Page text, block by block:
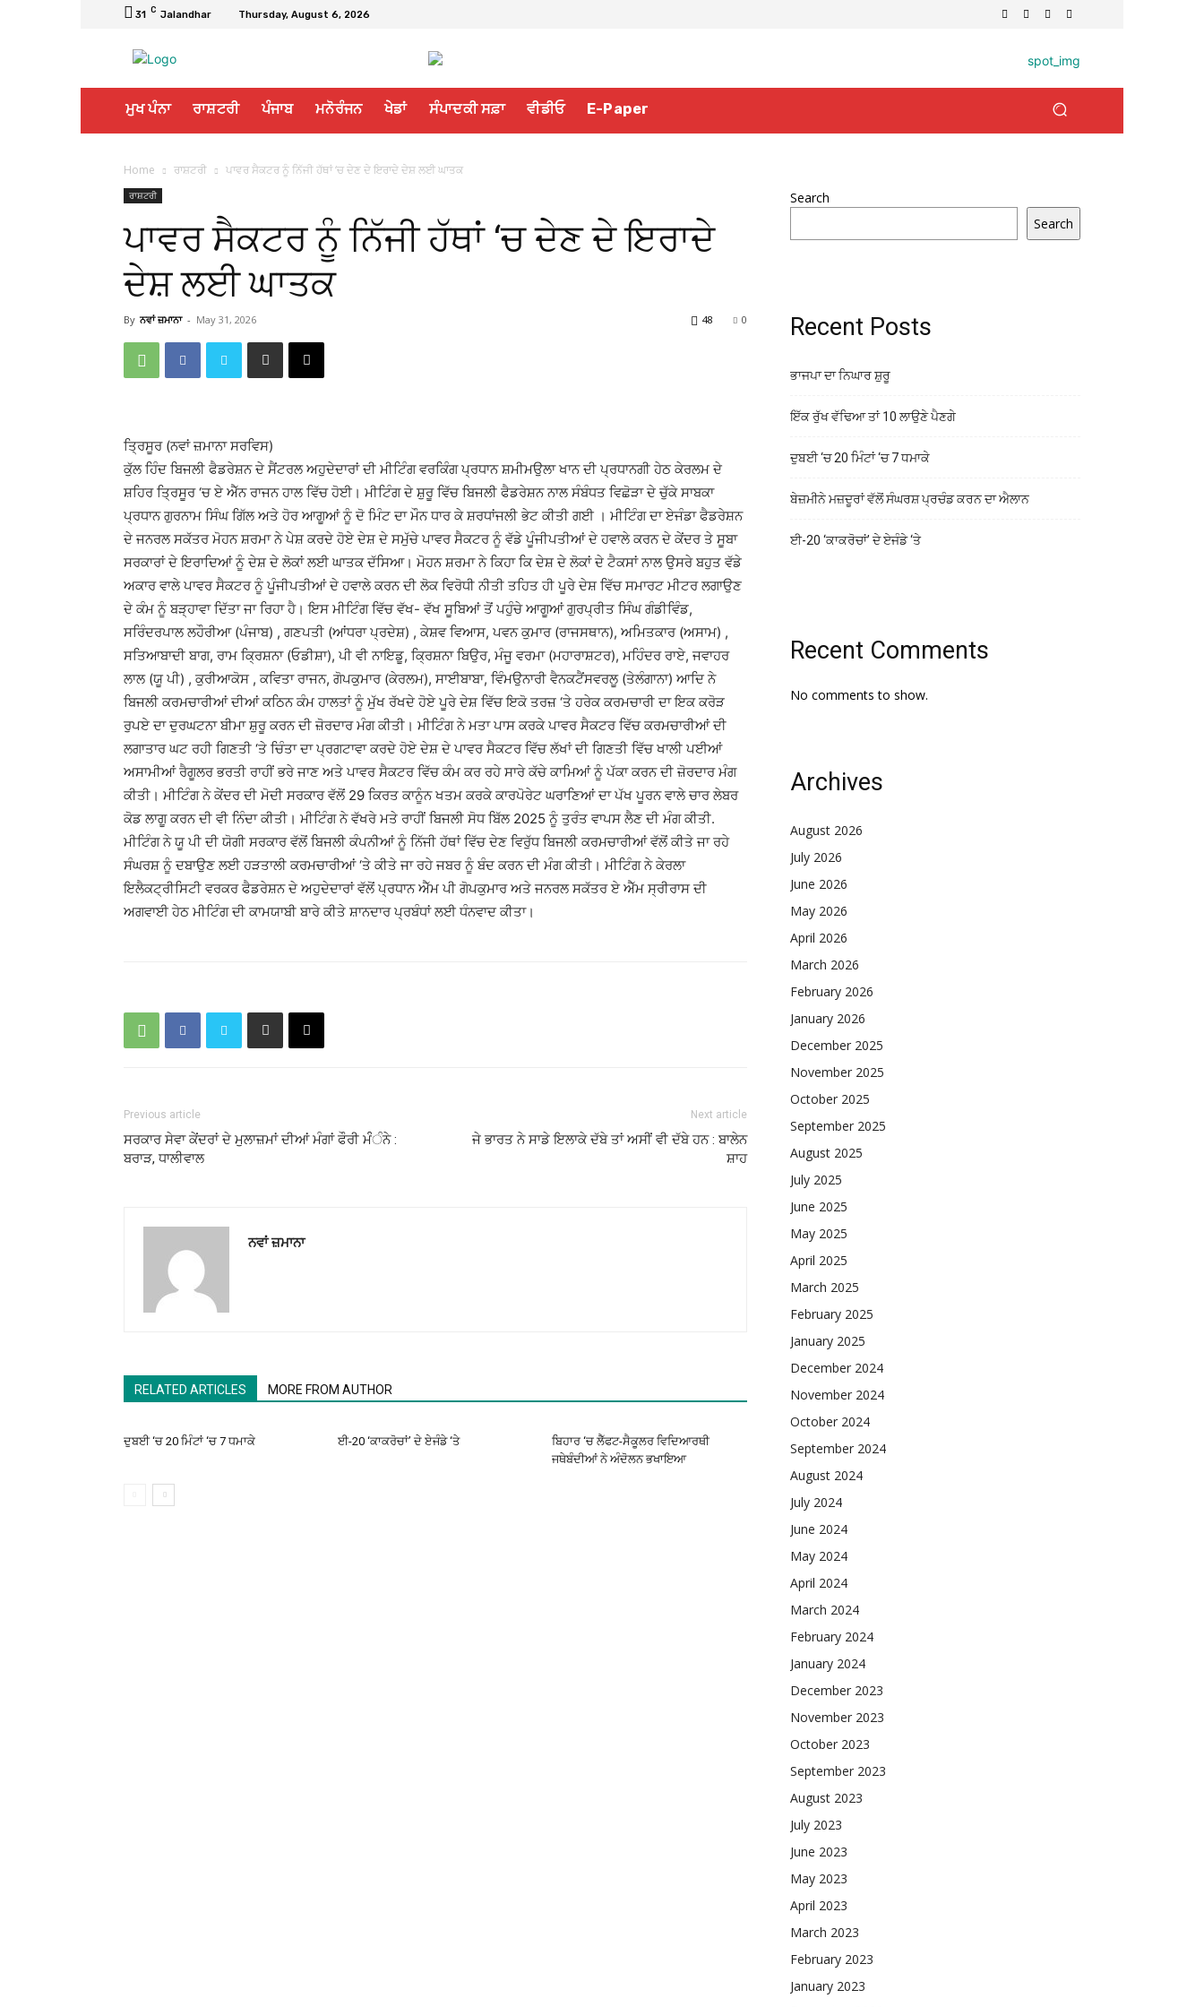
31 C Jalandhar Thursday, August 6, 2026
ਮੁਖ ਪੰਨਾ ਰਾਸ਼ਟਰੀ ਪੰਜਾਬ ਮਨੋਰੰਜਨ ਖੇਡਾਂ ਸੰਪਾਦਕੀ ਸਫ਼ਾ ਵੀਡੀਓ E-Paper
Home ਰਾਸ਼ਟਰੀ ਪਾਵਰ ਸੈਕਟਰ ਨੂੰ ਨਿੱਜੀ ਹੱਥਾਂ ‘ਚ ਦੇਣ ਦੇ ਇਰਾਦੇ ਦੇਸ਼ ਲਈ ਘਾਤਕ
ਰਾਸ਼ਟਰੀ
ਪਾਵਰ ਸੈਕਟਰ ਨੂੰ ਨਿੱਜੀ ਹੱਥਾਂ ‘ਚ ਦੇਣ ਦੇ ਇਰਾਦੇ
ਦੇਸ਼ ਲਈ ਘਾਤਕ
By ਨਵਾਂ ਜ਼ਮਾਨਾ - May 31, 2026 0
48
ਤ੍ਰਿਸੂਰ (ਨਵਾਂ ਜ਼ਮਾਨਾ ਸਰਵਿਸ)
ਕੁੱਲ ਹਿੰਦ ਬਿਜਲੀ ਫੈਡਰੇਸ਼ਨ ਦੇ ਸੈਂਟਰਲ ਅਹੁਦੇਦਾਰਾਂ ਦੀ ਮੀਟਿੰਗ ਵਰਕਿੰਗ ਪ੍ਰਧਾਨ ਸ਼ਮੀਮਉਲਾ ਖਾਨ ਦੀ ਪ੍ਰਧਾਨਗੀ ਹੇਠ ਕੇਰਲਮ ਦੇ
ਸ਼ਹਿਰ ਤ੍ਰਿਸੂਰ ‘ਚ ਏ ਐੱਨ ਰਾਜਨ ਹਾਲ ਵਿੱਚ ਹੋਈ। ਮੀਟਿੰਗ ਦੇ ਸ਼ੁਰੂ ਵਿੱਚ ਬਿਜਲੀ ਫੈਡਰੇਸ਼ਨ ਨਾਲ ਸੰਬੰਧਤ ਵਿਛੋੜਾ ਦੇ ਚੁੱਕੇ ਸਾਬਕਾ
ਪ੍ਰਧਾਨ ਗੁਰਨਾਮ ਸਿੰਘ ਗਿੱਲ ਅਤੇ ਹੋਰ ਆਗੂਆਂ ਨੂੰ ਦੋ ਮਿੰਟ ਦਾ ਮੌਨ ਧਾਰ ਕੇ ਸ਼ਰਧਾਂਜਲੀ ਭੇਟ ਕੀਤੀ ਗਈ । ਮੀਟਿੰਗ ਦਾ ਏਜੰਡਾ ਫੈਡਰੇਸ਼ਨ
ਦੇ ਜਨਰਲ ਸਕੱਤਰ ਮੋਹਨ ਸ਼ਰਮਾ ਨੇ ਪੇਸ਼ ਕਰਦੇ ਹੋਏ ਦੇਸ਼ ਦੇ ਸਮੁੱਚੇ ਪਾਵਰ ਸੈਕਟਰ ਨੂੰ ਵੱਡੇ ਪੂੰਜੀਪਤੀਆਂ ਦੇ ਹਵਾਲੇ ਕਰਨ ਦੇ ਕੇਂਦਰ ਤੇ ਸੂਬਾ
ਸਰਕਾਰਾਂ ਦੇ ਇਰਾਦਿਆਂ ਨੂੰ ਦੇਸ਼ ਦੇ ਲੋਕਾਂ ਲਈ ਘਾਤਕ ਦੱਸਿਆ। ਮੋਹਨ ਸ਼ਰਮਾ ਨੇ ਕਿਹਾ ਕਿ ਦੇਸ਼ ਦੇ ਲੋਕਾਂ ਦੇ ਟੈਕਸਾਂ ਨਾਲ ਉਸਰੇ ਬਹੁਤ ਵੱਡੇ
ਅਕਾਰ ਵਾਲੇ ਪਾਵਰ ਸੈਕਟਰ ਨੂੰ ਪੂੰਜੀਪਤੀਆਂ ਦੇ ਹਵਾਲੇ ਕਰਨ ਦੀ ਲੋਕ ਵਿਰੋਧੀ ਨੀਤੀ ਤਹਿਤ ਹੀ ਪੂਰੇ ਦੇਸ਼ ਵਿੱਚ ਸਮਾਰਟ ਮੀਟਰ ਲਗਾਉਣ
ਦੇ ਕੰਮ ਨੂੰ ਬੜ੍ਹਾਵਾ ਦਿੱਤਾ ਜਾ ਰਿਹਾ ਹੈ। ਇਸ ਮੀਟਿੰਗ ਵਿੱਚ ਵੱਖ- ਵੱਖ ਸੂਬਿਆਂ ਤੋਂ ਪਹੁੰਚੇ ਆਗੂਆਂ ਗੁਰਪ੍ਰੀਤ ਸਿੰਘ ਗੰਡੀਵਿੰਡ,
ਸਰਿੰਦਰਪਾਲ ਲਹੌਰੀਆ (ਪੰਜਾਬ) , ਗਣਪਤੀ (ਆਂਧਰਾ ਪ੍ਰਦੇਸ਼) , ਕੇਸ਼ਵ ਵਿਆਸ, ਪਵਨ ਕੁਮਾਰ (ਰਾਜਸਥਾਨ), ਅਮਿਤਕਾਰ (ਅਸਾਮ) ,
ਸਤਿਆਬਾਦੀ ਬਾਗ, ਰਾਮ ਕ੍ਰਿਸ਼ਨਾ (ਓਡੀਸ਼ਾ), ਪੀ ਵੀ ਨਾਇਡੂ, ਕ੍ਰਿਸ਼ਨਾ ਬਿਉਰ, ਮੰਜੂ ਵਰਮਾ (ਮਹਾਰਾਸ਼ਟਰ), ਮਹਿੰਦਰ ਰਾਏ, ਜਵਾਹਰ
ਲਾਲ (ਯੂ ਪੀ) , ਕੁਰੀਆਕੋਸ , ਕਵਿਤਾ ਰਾਜਨ, ਗੋਪਕੁਮਾਰ (ਕੇਰਲਮ), ਸਾਈਬਾਬਾ, ਵਿੰਮਉਨਾਰੀ ਵੈਨਕਟੈਂਸਵਰਲੂ (ਤੇਲੰਗਾਨਾ) ਆਦਿ ਨੇ
ਬਿਜਲੀ ਕਰਮਚਾਰੀਆਂ ਦੀਆਂ ਕਠਿਨ ਕੰਮ ਹਾਲਤਾਂ ਨੂੰ ਮੁੱਖ ਰੱਖਦੇ ਹੋਏ ਪੂਰੇ ਦੇਸ਼ ਵਿੱਚ ਇਕੋ ਤਰਜ਼ ‘ਤੇ ਹਰੇਕ ਕਰਮਚਾਰੀ ਦਾ ਇਕ ਕਰੋੜ
ਰੁਪਏ ਦਾ ਦੁਰਘਟਨਾ ਬੀਮਾ ਸ਼ੁਰੂ ਕਰਨ ਦੀ ਜ਼ੋਰਦਾਰ ਮੰਗ ਕੀਤੀ। ਮੀਟਿੰਗ ਨੇ ਮਤਾ ਪਾਸ ਕਰਕੇ ਪਾਵਰ ਸੈਕਟਰ ਵਿੱਚ ਕਰਮਚਾਰੀਆਂ ਦੀ
ਲਗਾਤਾਰ ਘਟ ਰਹੀ ਗਿਣਤੀ ‘ਤੇ ਚਿੰਤਾ ਦਾ ਪ੍ਰਗਟਾਵਾ ਕਰਦੇ ਹੋਏ ਦੇਸ਼ ਦੇ ਪਾਵਰ ਸੈਕਟਰ ਵਿੱਚ ਲੱਖਾਂ ਦੀ ਗਿਣਤੀ ਵਿੱਚ ਖਾਲੀ ਪਈਆਂ
ਅਸਾਮੀਆਂ ਰੈਗੂਲਰ ਭਰਤੀ ਰਾਹੀਂ ਭਰੇ ਜਾਣ ਅਤੇ ਪਾਵਰ ਸੈਕਟਰ ਵਿੱਚ ਕੰਮ ਕਰ ਰਹੇ ਸਾਰੇ ਕੱਚੇ ਕਾਮਿਆਂ ਨੂੰ ਪੱਕਾ ਕਰਨ ਦੀ ਜ਼ੋਰਦਾਰ ਮੰਗ
ਕੀਤੀ। ਮੀਟਿੰਗ ਨੇ ਕੇਂਦਰ ਦੀ ਮੋਦੀ ਸਰਕਾਰ ਵੱਲੋਂ 29 ਕਿਰਤ ਕਾਨੂੰਨ ਖਤਮ ਕਰਕੇ ਕਾਰਪੋਰੇਟ ਘਰਾਣਿਆਂ ਦਾ ਪੱਖ ਪੂਰਨ ਵਾਲੇ ਚਾਰ ਲੇਬਰ
ਕੋਡ ਲਾਗੂ ਕਰਨ ਦੀ ਵੀ ਨਿੰਦਾ ਕੀਤੀ। ਮੀਟਿੰਗ ਨੇ ਵੱਖਰੇ ਮਤੇ ਰਾਹੀਂ ਬਿਜਲੀ ਸੋਧ ਬਿੱਲ 2025 ਨੂੰ ਤੁਰੰਤ ਵਾਪਸ ਲੈਣ ਦੀ ਮੰਗ ਕੀਤੀ.
ਮੀਟਿੰਗ ਨੇ ਯੂ ਪੀ ਦੀ ਯੋਗੀ ਸਰਕਾਰ ਵੱਲੋਂ ਬਿਜਲੀ ਕੰਪਨੀਆਂ ਨੂੰ ਨਿੱਜੀ ਹੱਥਾਂ ਵਿੱਚ ਦੇਣ ਵਿਰੁੱਧ ਬਿਜਲੀ ਕਰਮਚਾਰੀਆਂ ਵੱਲੋਂ ਕੀਤੇ ਜਾ ਰਹੇ
ਸੰਘਰਸ਼ ਨੂੰ ਦਬਾਉਣ ਲਈ ਹੜਤਾਲੀ ਕਰਮਚਾਰੀਆਂ ‘ਤੇ ਕੀਤੇ ਜਾ ਰਹੇ ਜਬਰ ਨੂੰ ਬੰਦ ਕਰਨ ਦੀ ਮੰਗ ਕੀਤੀ। ਮੀਟਿੰਗ ਨੇ ਕੇਰਲਾ
ਇਲੈਕਟ੍ਰੀਸਿਟੀ ਵਰਕਰ ਫੈਡਰੇਸ਼ਨ ਦੇ ਅਹੁਦੇਦਾਰਾਂ ਵੱਲੋਂ ਪ੍ਰਧਾਨ ਐੱਮ ਪੀ ਗੋਪਕੁਮਾਰ ਅਤੇ ਜਨਰਲ ਸਕੱਤਰ ਏ ਐੱਮ ਸ੍ਰੀਰਾਸ ਦੀ
ਅਗਵਾਈ ਹੇਠ ਮੀਟਿੰਗ ਦੀ ਕਾਮਯਾਬੀ ਬਾਰੇ ਕੀਤੇ ਸ਼ਾਨਦਾਰ ਪ੍ਰਬੰਧਾਂ ਲਈ ਧੰਨਵਾਦ ਕੀਤਾ।
Previous article
ਸਰਕਾਰ ਸੇਵਾ ਕੇਂਦਰਾਂ ਦੇ ਮੁਲਾਜ਼ਮਾਂ ਦੀਆਂ ਮੰਗਾਂ ਫੌਰੀ ਮੰੰੰਨੇ :
ਬਰਾੜ, ਧਾਲੀਵਾਲ
Next article
ਜੇ ਭਾਰਤ ਨੇ ਸਾਡੇ ਇਲਾਕੇ ਦੱਬੇ ਤਾਂ ਅਸੀਂ ਵੀ ਦੱਬੇ ਹਨ : ਬਾਲੇਨ
ਸ਼ਾਹ
ਨਵਾਂ ਜ਼ਮਾਨਾ
RELATED ARTICLES MORE FROM AUTHOR
ਦੁਬਈ ‘ਚ 20 ਮਿੰਟਾਂ ‘ਚ 7 ਧਮਾਕੇ ਈ-20 ‘ਕਾਕਰੋਚਾਂ’ ਦੇ ਏਜੰਡੇ ‘ਤੇ
ਬਿਹਾਰ ‘ਚ ਲੈੱਫਟ-ਸੈਕੂਲਰ ਵਿਦਿਆਰਥੀ
ਜਥੇਬੰਦੀਆਂ ਨੇ ਅੰਦੋਲਨ ਭਖਾਇਆ
Search
Search
Recent Posts
ਭਾਜਪਾ ਦਾ ਨਿਘਾਰ ਸ਼ੁਰੂ
ਇੱਕ ਰੁੱਖ ਵੱਢਿਆ ਤਾਂ 10 ਲਾਉਣੇ ਪੈਣਗੇ
ਦੁਬਈ ‘ਚ 20 ਮਿੰਟਾਂ ‘ਚ 7 ਧਮਾਕੇ
ਬੇਜ਼ਮੀਨੇ ਮਜ਼ਦੂਰਾਂ ਵੱਲੋਂ ਸੰਘਰਸ਼ ਪ੍ਰਚੰਡ ਕਰਨ ਦਾ ਐਲਾਨ
ਈ-20 ‘ਕਾਕਰੋਚਾਂ’ ਦੇ ਏਜੰਡੇ ‘ਤੇ
Recent Comments
No comments to show.
Archives
August 2026
July 2026
June 2026
May 2026
April 2026
March 2026
February 2026
January 2026
December 2025
November 2025
October 2025
September 2025
August 2025
July 2025
June 2025
May 2025
April 2025
March 2025
February 2025
January 2025
December 2024
November 2024
October 2024
September 2024
August 2024
July 2024
June 2024
May 2024
April 2024
March 2024
February 2024
January 2024
December 2023
November 2023
October 2023
September 2023
August 2023
July 2023
June 2023
May 2023
April 2023
March 2023
February 2023
January 2023